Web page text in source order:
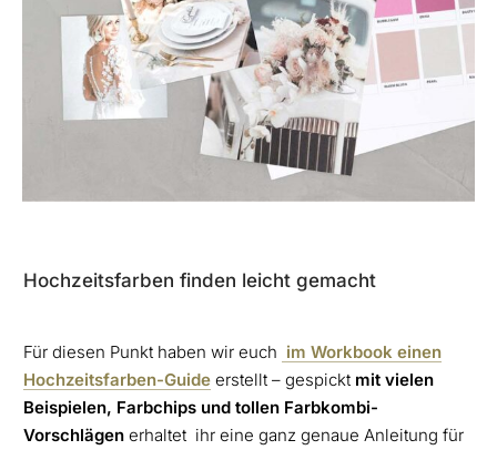
Hochzeitsfarben finden leicht gemacht
Für diesen Punkt haben wir euch im Workbook einen
Hochzeitsfarben-Guide erstellt – gespickt mit vielen
Beispielen, Farbchips und tollen Farbkombi-
Vorschlägen erhaltet ihr eine ganz genaue Anleitung für